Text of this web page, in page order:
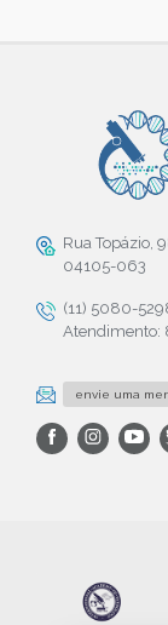
Rua Topázio,
04105-063
(11) 5080-
Atendimento:
envie uma